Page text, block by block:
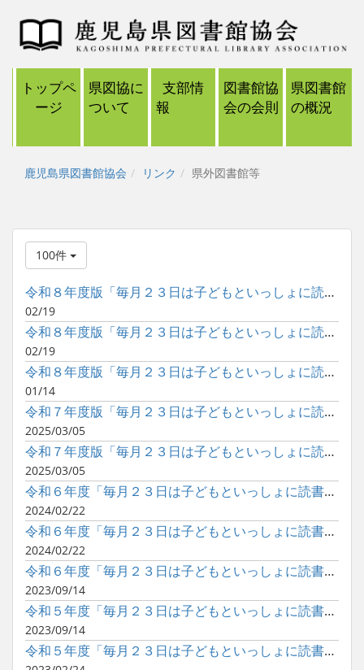
トップペ
ージ
県図協に
ついて
支部情
報
図書館協
会の会則
県図書館
の概況
鹿児島県図書館協会 リンク 県外図書館等
100件
令和８年度版「毎月２３日は子どもといっしょに読書の日」ポスタ...
02/19
令和８年度版「毎月２３日は子どもといっしょに読書の日」ポスタ...
02/19
令和８年度版「毎月２３日は子どもといっしょに読書の日」ポスタ...
01/14
令和７年度版「毎月２３日は子どもといっしょに読書の日」ポスタ...
2025/03/05
令和７年度版「毎月２３日は子どもといっしょに読書の日」ポスタ...
2025/03/05
令和６年度「毎月２３日は子どもといっしょに読書の日」の巡回展...
2024/02/22
令和６年度「毎月２３日は子どもといっしょに読書の日」のポスタ...
2024/02/22
令和６年度「毎月２３日は子どもといっしょに読書の日」のポスタ...
2023/09/14
令和５年度「毎月２３日は子どもといっしょに読書の日」の巡回展...
2023/09/14
令和５年度「毎月２３日は子どもといっしょに読書の日」のポスタ...